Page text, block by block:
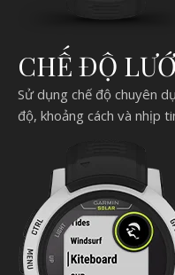
CHẾ ĐỘ
Sử dụng chế độ chuyên
độ, khoảng cách và nhịp